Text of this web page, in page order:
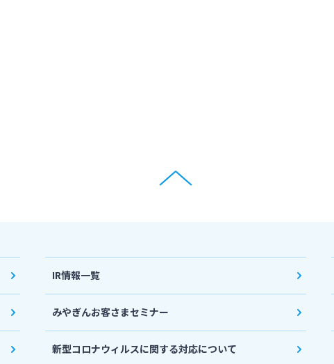
IR情報一覧
みやぎんお客さまセミナー
新型コロナウィルスに関する対応について